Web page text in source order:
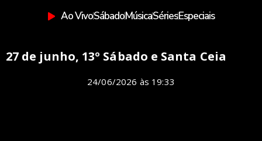
Ao VivoSábadoMúsicaSériesEspeciais
27 de junho, 13º Sábado e Santa Ceia
24/06/2026 às 19:33